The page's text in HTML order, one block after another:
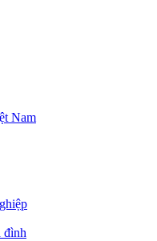
Nam
đình